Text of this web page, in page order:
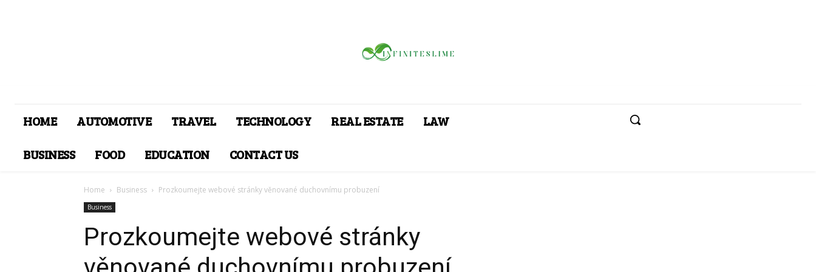
HOME AUTOMOTIVE TRAVEL TECHNOLOGY REAL ESTATE
LAW
BUSINESS
FOOD EDUCATION CONTACT US
Home Business Prozkoumejte webové stránky věnované duchovnímu probuzení
Business
Prozkoumejte webové stránky